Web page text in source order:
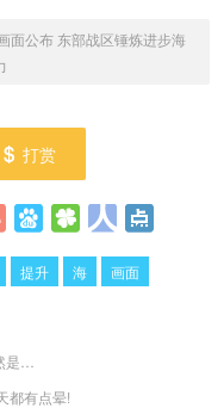
面公布 东部战区锤炼进步海
打赏
提升 海
画面
…
都有点晕!